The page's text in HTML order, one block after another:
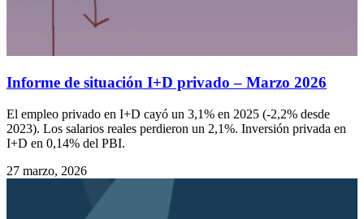
Informe de situación I+D privado – Marzo 2026
El empleo privado en I+D cayó un 3,1% en 2025 (-2,2% desde
2023). Los salarios reales perdieron un 2,1%. Inversión privada en
I+D en 0,14% del PBI.
27 marzo, 2026